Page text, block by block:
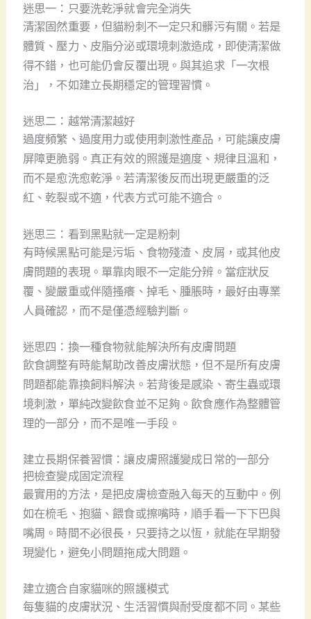
迷思一：只要洗乾淨就會完全消失
清潔固然重要，但貓粉刺不一定只和髒污有關。若是
體質、壓力、皮脂分泌或環境刺激造成，即使清潔做
得不錯，也可能仍會反覆出現。與其追求「一次根
治」，不如建立長期穩定的管理習慣。
迷思二：越常清潔越好
過度頻繁、過度用力或使用刺激性產品，可能讓皮膚
屏障更脆弱。真正有效的照護是適度、規律且溫和，
而不是愈洗愈乾淨。若清潔後反而出現更嚴重的泛
紅、乾裂或不適，代表方式可能不適合。
迷思三：看到黑點就一定是粉刺
有時候黑點可能是污垢、食物殘渣、皮屑，或其他皮
膚問題的表現。單靠肉眼不一定能分辨。當症狀反
覆、變嚴重或伴隨搔癢、掉毛、腫脹時，最好由專業
人員確認，而不是僅憑經驗判斷。
迷思四：換一種食物就能解決所有皮膚問題
飲食調整有時能幫助改善皮膚狀態，但不是所有皮膚
問題都能靠換飼料解決。若背後是感染、寄生蟲或環
境刺激，單純改變飲食並不足夠。飲食應作為整體管
理的一部分，而不是唯一手段。
建立長期保養習慣：讓皮膚照護變成日常的一部分
把檢查變成固定流程
最實用的方法，是把皮膚檢查融入每天的互動中。例
如在梳毛、抱貓、餵食或擦嘴時，順手看一下下巴與
嘴周。時間不必很長，只要持之以恆，就能在早期發
現變化，避免小問題拖成大問題。
建立適合自家貓咪的照護模式
每隻貓的皮膚狀況、生活習慣與耐受度都不同。某些